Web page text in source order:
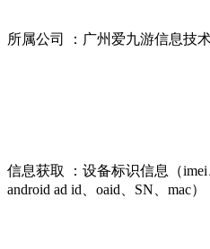
所属公司 ：广州爱九游信息技
信息获取 ：设备标识信息（imei
android ad id、oaid、SN、mac）